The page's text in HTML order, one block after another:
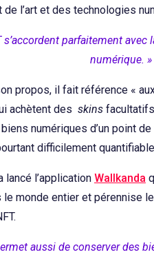
de l’art et des technologies
s’accordent parfaitement
numérique. »
propos, il fait référence «
achètent des skins
numériques d’un point
difficilement
lancé l’application Wallkanda
monde entier et pérennise
aussi de conserver des